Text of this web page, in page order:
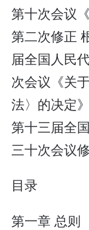
第十次会议
第二次修正
届全国人民
次会议《关
法〉的决定
第十三届全
三十次会议修
目录
第一章 总则